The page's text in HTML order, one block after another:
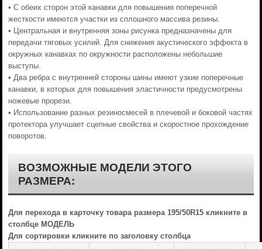
• С обеих сторон этой канавки для повышения поперечной
жесткости имеются участки из сплошного массива резины.
• Центральная и внутренняя зоны рисунка предназначены для
передачи тяговых усилий. Для снижения акустического эффекта в
окружных канавках по окружности расположены небольшие
выступы.
• Два ребра с внутренней стороны шины имеют узкие поперечные
канавки, в которых для повышения эластичности предусмотрены
ножевые прорези.
• Использование разных резиносмесей в плечевой и боковой частях
протектора улучшает сцепные свойства и скоростное прохождение
поворотов.
ВОЗМОЖНЫЕ МОДЕЛИ ЭТОГО
РАЗМЕРА:
Для перехода в карточку товара размера 195/50R15 кликните в
столбце МОДЕЛЬ
Для сортировки кликните по заголовку столбца